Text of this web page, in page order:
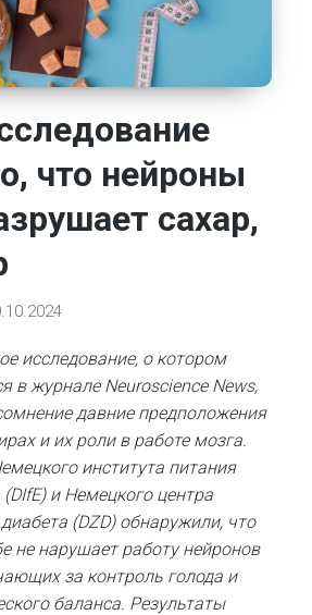
что нейроны
сахар,
исследование, о котором
в журнале Neuroscience News,
давние предположения
и их роли в работе мозга.
института питания
(DIfE) и Немецкого центра
(DZD) обнаружили, что
не нарушает работу нейронов
за контроль голода и
баланса. Результаты